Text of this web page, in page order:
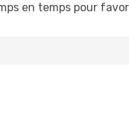
en temps pour